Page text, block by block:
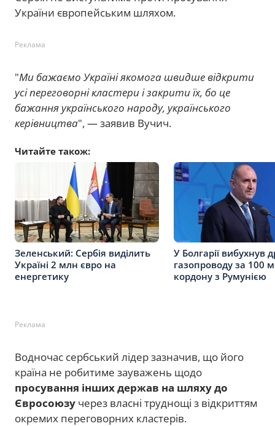
України європейським шляхом.
Реклама
"Ми бажаємо Україні якомога швидше відкрити
усі переговорні кластери і закрити їх, бо це
бажання українського народу, українського
керівництва", — заявив Вучич.
Читайте також:
Зеленський: Сербія виділить
Україні 2 млн євро на
енергетику
У Болгарії вибухнув
газопроводу за 100
кордону з Румунією
Реклама
Водночас сербський лідер зазначив, що його
країна не робитиме зауважень щодо
просування інших держав на шляху до
Євросоюзу через власні труднощі з відкриттям
окремих переговорних кластерів.